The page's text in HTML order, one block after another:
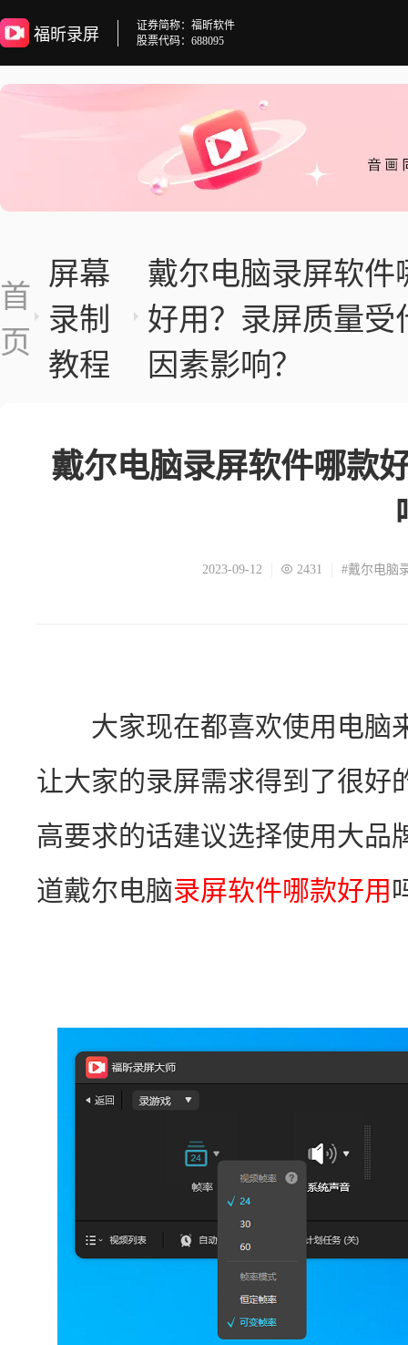
福昕录屏
证券简称：福昕软件
股票代码：688095
首
页
屏幕
录制
教程
戴尔电脑录屏软件
好用？录屏质量受
因素影响？
戴尔电脑录屏软件哪款
2023-09-12 2431 #戴尔电脑
大家现在都喜欢使用电脑
让大家的录屏需求得到了很好
高要求的话建议选择使用大品
道戴尔电脑录屏软件哪款好用